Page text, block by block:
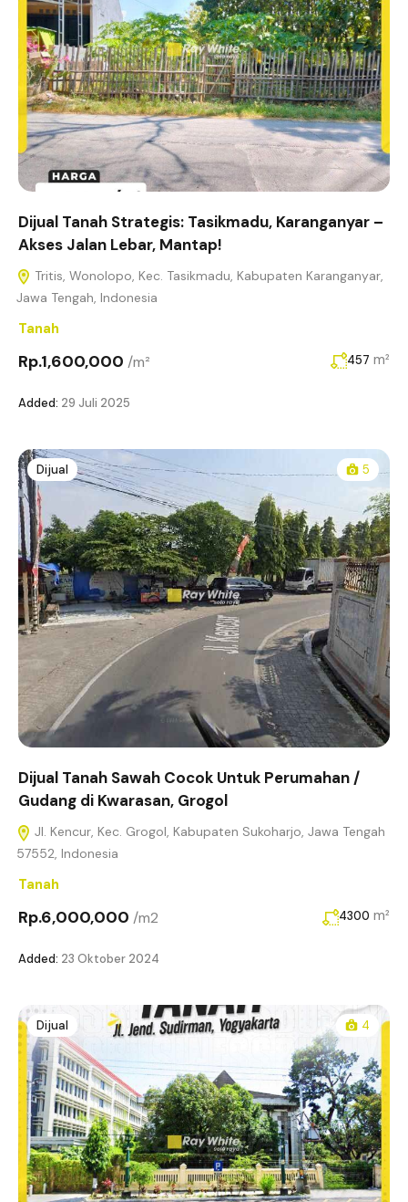
Dijual Tanah Strategis: Tasikmadu, Karanganyar –
Akses Jalan Lebar, Mantap!
Tritis, Wonolopo, Kec. Tasikmadu, Kabupaten Karanganyar,
Jawa Tengah, Indonesia
Tanah
Rp.1,600,000 /m² 457 m²
Added: 29 Juli 2025
Dijual 5
Dijual Tanah Sawah Cocok Untuk Perumahan /
Gudang di Kwarasan, Grogol
Jl. Kencur, Kec. Grogol, Kabupaten Sukoharjo, Jawa Tengah
57552, Indonesia
Tanah
Rp.6,000,000 /m2 4300 m²
Added: 23 Oktober 2024
Dijual 4